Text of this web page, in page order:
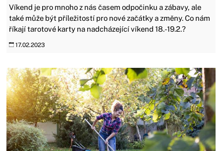
Víkend je pro mnoho z nás časem odpočinku a zábavy, ale
také může být příležitostí pro nové začátky a změny. Co nám
říkají tarotové karty na nadcházející víkend 18.-19.2.?
17.02.2023